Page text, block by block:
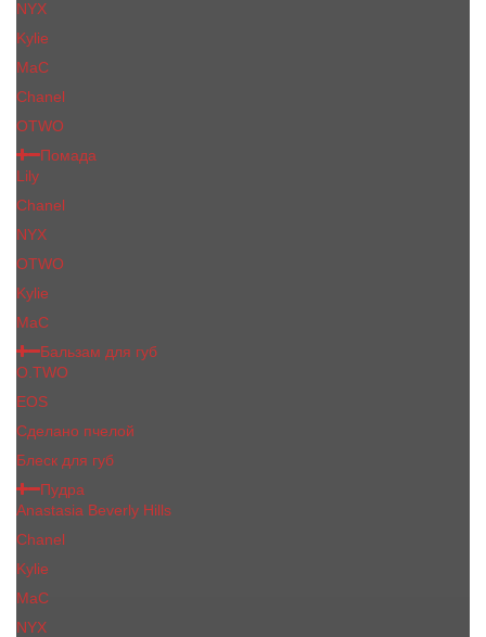
NYX
Kylie
MaC
Сhanеl
OTWO
Помада
Lily
Chanel
NYX
OTWO
Kylie
МаС
Бальзам для губ
O.TWO
EOS
Сделано пчелой
Блеск для губ
Пудра
Anastasia Beverly Hills
Chanel
Kylie
MaC
NYX